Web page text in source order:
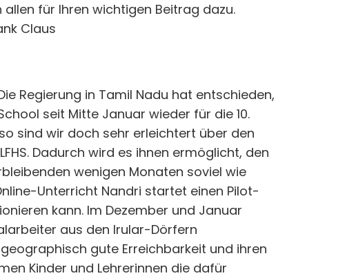
für Ihren wichtigen Beitrag dazu.
Claus
Regierung in Tamil Nadu hat entschieden,
seit Mitte Januar wieder für die 10.
sind wir doch sehr erleichtert über den
Dadurch wird es ihnen ermöglicht, den
wenigen Monaten soviel wie
Unterricht Nandri startet einen Pilot-
kann. Im Dezember und Januar
aus den Irular-Dörfern
gute Erreichbarkeit und ihren
Kinder und Lehrerinnen die dafür